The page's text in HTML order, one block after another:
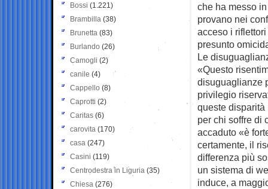
che ha messo
provano nei
acceso i
presunto
Le
«Questo
disuguaglianze
privilegio
queste disparità
per chi soffre di
accaduto «è
certamente, il
differenza più
un sistema di
induce, a
Bossi (1.221)
Brambilla (38)
Brunetta (83)
Burlando (26)
Camogli (2)
canile (4)
Cappello (8)
Caprotti (2)
Caritas (6)
carovita (170)
casa (247)
Casini (119)
Centrodestra in Liguria (35)
Chiesa (276)